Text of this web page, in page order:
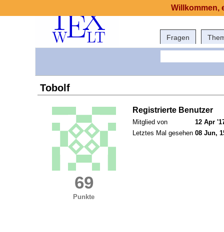
Fragen
Tobolf
69
Punkte
Registrierte Benutzer
Mitglied von
12 Apr
Letztes Mal gesehen 08 Jun,
Willkommen,